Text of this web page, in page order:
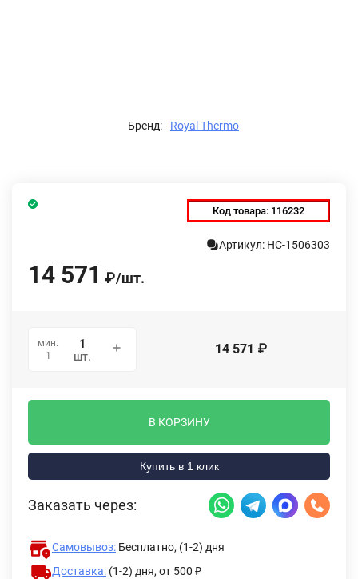
Бренд: Royal Thermo
Код товара: 116232
Артикул: НС-1506303
14 571 ₽/шт.
мин.
1
шт. 14 571 ₽
В КОРЗИНУ
Купить в 1 клик
Заказать через:
Самовывоз: Бесплатно, (1-2) дня
Доставка: (1-2) дня, от 500 ₽